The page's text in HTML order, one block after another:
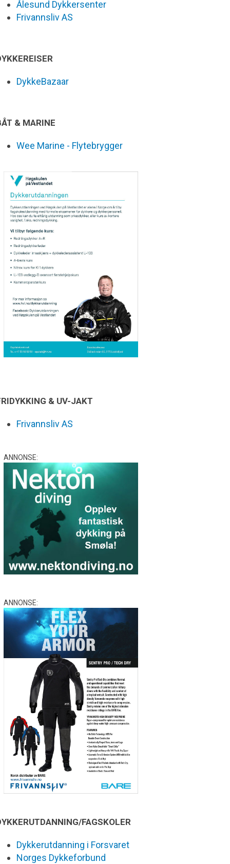
Ålesund Dykkersenter
Frivannsliv AS
DykkeBazaar
& MARINE
Wee Marine - Flytebrygger
& UV-JAKT
Frivannsliv AS
ANNONSE:
ANNONSE:
FAGSKOLER
Dykkerutdanning i Forsvaret
Norges Dykkeforbund